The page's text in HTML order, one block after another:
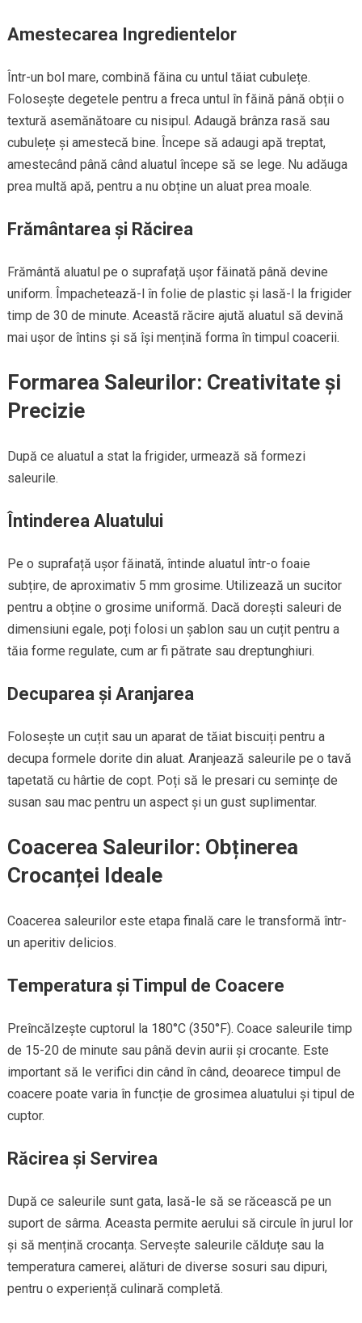
Amestecarea Ingredientelor
Într-un bol mare, combină făina cu untul tăiat cubulețe.
Folosește degetele pentru a freca untul în făină până obții o
textură asemănătoare cu nisipul. Adaugă brânza rasă sau
cubulețe și amestecă bine. Începe să adaugi apă treptat,
amestecând până când aluatul începe să se lege. Nu adăuga
prea multă apă, pentru a nu obține un aluat prea moale.
Frământarea și Răcirea
Frământă aluatul pe o suprafață ușor făinată până devine
uniform. Împachetează-l în folie de plastic și lasă-l la frigider
timp de 30 de minute. Această răcire ajută aluatul să devină
mai ușor de întins și să își mențină forma în timpul coacerii.
Formarea Saleurilor: Creativitate și
Precizie
După ce aluatul a stat la frigider, urmează să formezi
saleurile.
Întinderea Aluatului
Pe o suprafață ușor făinată, întinde aluatul într-o foaie
subțire, de aproximativ 5 mm grosime. Utilizează un sucitor
pentru a obține o grosime uniformă. Dacă dorești saleuri de
dimensiuni egale, poți folosi un șablon sau un cuțit pentru a
tăia forme regulate, cum ar fi pătrate sau dreptunghiuri.
Decuparea și Aranjarea
Folosește un cuțit sau un aparat de tăiat biscuiți pentru a
decupa formele dorite din aluat. Aranjează saleurile pe o tavă
tapetată cu hârtie de copt. Poți să le presari cu semințe de
susan sau mac pentru un aspect și un gust suplimentar.
Coacerea Saleurilor: Obținerea
Crocanței Ideale
Coacerea saleurilor este etapa finală care le transformă într-
un aperitiv delicios.
Temperatura și Timpul de Coacere
Preîncălzește cuptorul la 180°C (350°F). Coace saleurile timp
de 15-20 de minute sau până devin aurii și crocante. Este
important să le verifici din când în când, deoarece timpul de
coacere poate varia în funcție de grosimea aluatului și tipul de
cuptor.
Răcirea și Servirea
După ce saleurile sunt gata, lasă-le să se răcească pe un
suport de sârma. Aceasta permite aerului să circule în jurul lor
și să mențină crocanța. Servește saleurile călduțe sau la
temperatura camerei, alături de diverse sosuri sau dipuri,
pentru o experiență culinară completă.